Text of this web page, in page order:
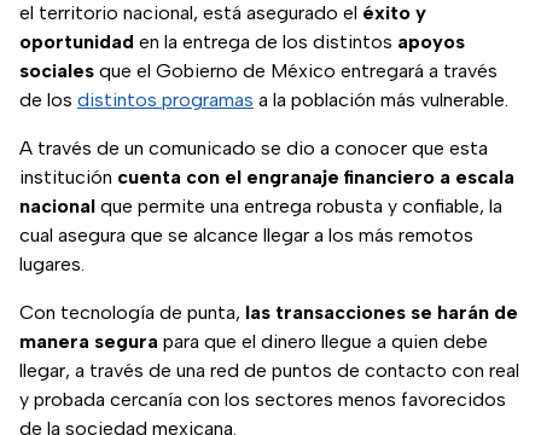
el territorio nacional, está asegurado el éxito y
oportunidad en la entrega de los distintos apoyos
sociales que el Gobierno de México entregará a través
de los distintos programas a la población más vulnerable.
A través de un comunicado se dio a conocer que esta
institución cuenta con el engranaje financiero a escala
nacional que permite una entrega robusta y confiable, la
cual asegura que se alcance llegar a los más remotos
lugares.
Con tecnología de punta, las transacciones se harán de
manera segura para que el dinero llegue a quien debe
llegar, a través de una red de puntos de contacto con real
y probada cercanía con los sectores menos favorecidos
de la sociedad mexicana.